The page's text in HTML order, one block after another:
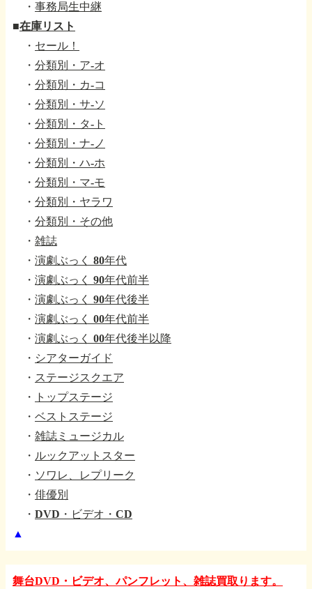
・ 事務局生中継
■在庫リスト
・ セール！
・ 分類別・ア-オ
・ 分類別・カ-コ
・ 分類別・サ-ソ
・ 分類別・タ-ト
・ 分類別・ナ-ノ
・ 分類別・ハ-ホ
・ 分類別・マ-モ
・ 分類別・ヤラワ
・ 分類別・その他
・ 雑誌
・ 演劇ぶっく 80年代
・ 演劇ぶっく 90年代前半
・ 演劇ぶっく 90年代後半
・ 演劇ぶっく 00年代前半
・ 演劇ぶっく 00年代後半以降
・ シアターガイド
・ ステージスクエア
・
トップステージ
・ ベストステージ
・ 雑誌ミュージカル
・ ルックアットスター
・ ソワレ、レプリーク
・ 俳優別
・ DVD・ビデオ・CD
▲
舞台DVD・ビデオ、パンフレット、雑誌買取ります。